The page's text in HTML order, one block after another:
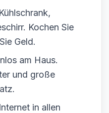
Kochen Sie
Geld.
am Haus.
und große
in allen